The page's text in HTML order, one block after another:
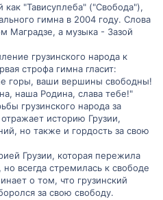
как "Тависуплеба" ("Свобода"),
гимна в 2004 году. Слова
Маградзе, а музыка - Зазой
грузинского народа к
строфа гимна гласит:
горы, ваши вершины свободны!
наша Родина, слава тебе!"
грузинского народа за
историю Грузии,
но также и гордость за свою
Грузии, которая пережила
всегда стремилась к свободе
о том, что грузинский
за свою свободу.